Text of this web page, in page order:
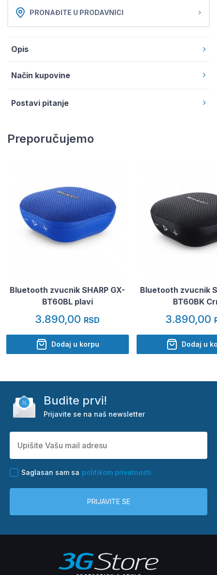
PRONAĐITE U PRODAVNICI
Opis
Način kupovine
Postavi pitanje
Preporučujemo
Bluetooth zvucnik SHARP GX-
BT60BL plavi
3.890,00 RSD
Dodaj u korpu
Bluetooth zvucnik
BT60BK
3.890,00
Dodaj u
Budite prvi!
Prijavite se na naš newsletter
Saglasan sam sa politikom privatnosti
PRIJAVITE SE